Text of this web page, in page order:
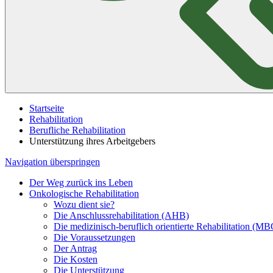
Startseite
Rehabilitation
Berufliche Rehabilitation
Unterstützung ihres Arbeitgebers
Navigation überspringen
Der Weg zurück ins Leben
Onkologische Rehabilitation
Wozu dient sie?
Die Anschlussrehabilitation (AHB)
Die medizinisch-beruflich orientierte Rehabilitation
Die Voraussetzungen
Der Antrag
Die Kosten
Die Unterstützung